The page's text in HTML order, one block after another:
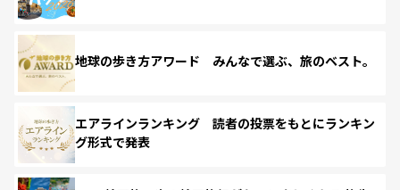
地球の歩き方アワード みんなで選ぶ、旅のベスト。
エアラインランキング 読者の投票をもとにランキン
グ形式で発表